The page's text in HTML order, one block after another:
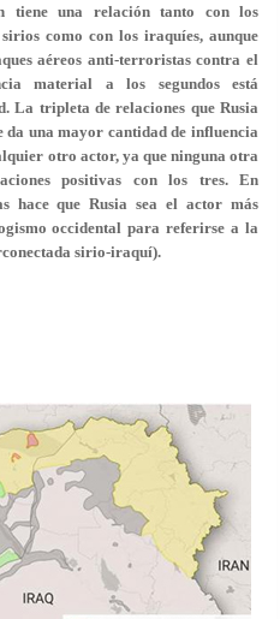
tiene una relación tanto con los
como con los iraquíes, aunque
aéreos anti-terroristas contra el
material a los segundos está
La tripleta de relaciones que Rusia
una mayor cantidad de influencia
otro actor, ya que ninguna otra
positivas con los tres. En
hace que Rusia sea el actor más
occidental para referirse a la
sirio-iraquí).